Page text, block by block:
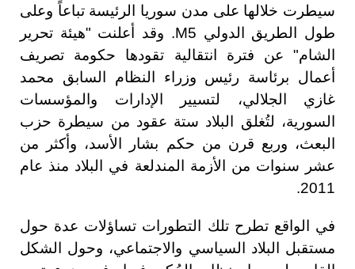
سيطرت خلالها على مدن سوريا الرئيسة تباعاً وعلى
طول الطريق الدولي M5. وقد أعلنت "هيئة تحرير
الشام" عن فترة انتقالية تقودها حكومة تصريف
أعمال برئاسة رئيس وزراء النظام السابق محمد
غازي الجلالي، لتسيير الإدارات والمؤسسات
السورية، لتُغلق البلاد ستة عقود من سيطرة حزب
البعث، وربع قرن من حكم بشار الأسد، وأكثر من
عشر سنوات من الأزمة المندلعة في البلاد منذ عام
2011.
في الواقع تطرح تلك التطورات تساؤلات عدة حول
مستقبل البلاد السياسي والاجتماعي، وحول الشكل